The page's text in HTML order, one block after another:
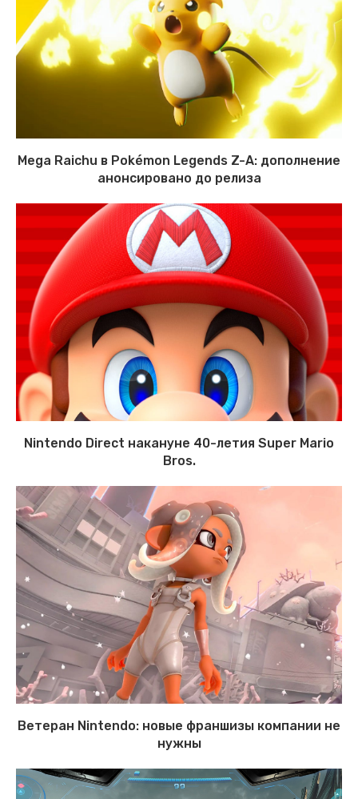
Mega Raichu в Pokémon Legends Z-A: дополнение
анонсировано до релиза
Nintendo Direct накануне 40-летия Super Mario
Bros.
Ветеран Nintendo: новые франшизы компании не
нужны